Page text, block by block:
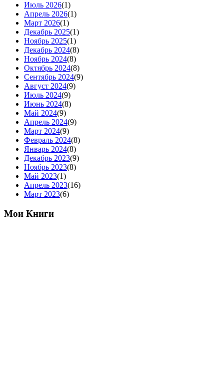
Июль 2026(1)
Апрель 2026(1)
Март 2026(1)
Декабрь 2025(1)
Ноябрь 2025(1)
Декабрь 2024(8)
Ноябрь 2024(8)
Октябрь 2024(8)
Сентябрь 2024(9)
Август 2024(9)
Июль 2024(9)
Июнь 2024(8)
Май 2024(9)
Апрель 2024(9)
Март 2024(9)
Февраль 2024(8)
Январь 2024(8)
Декабрь 2023(9)
Ноябрь 2023(8)
Май 2023(1)
Апрель 2023(16)
Март 2023(6)
Мои Книги